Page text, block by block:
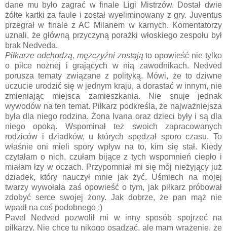
dane mu było zagrać w finale Ligi Mistrzów. Dostał dwie
żółte kartki za faule i został wyeliminowany z gry. Juventus
przegrał w finale z AC Milanem w karnych. Komentatorzy
uznali, że główną przyczyną porażki włoskiego zespołu był
brak Nedveda.
Piłkarze odchodzą, mężczyźni zostają to opowieść nie tylko
o piłce nożnej i grających w nią zawodnikach. Nedved
porusza tematy związane z polityką. Mówi, że to dziwne
uczucie urodzić się w jednym kraju, a dorastać w innym, nie
zmieniając miejsca zamieszkania. Nie snuje jednak
wywodów na ten temat. Piłkarz podkreśla, że najważniejsza
była dla niego rodzina. Żona Ivana oraz dzieci były i są dla
niego opoką. Wspominał też swoich zapracowanych
rodziców i dziadków, u których spędzał sporo czasu. To
właśnie oni mieli spory wpływ na to, kim się stał. Kiedy
czytałam o nich, czułam bijące z tych wspomnień ciepło i
miałam łzy w oczach. Przypomniał mi się mój nieżyjący już
dziadek, który nauczył mnie jak żyć. Uśmiech na mojej
twarzy wywołała zaś opowieść o tym, jak piłkarz próbował
zdobyć serce swojej żony. Jak dobrze, że pan mąż nie
wpadł na coś podobnego :)
Pavel Nedved pozwolił mi w inny sposób spojrzeć na
piłkarzy. Nie chcę tu nikogo osądzać, ale mam wrażenie, że